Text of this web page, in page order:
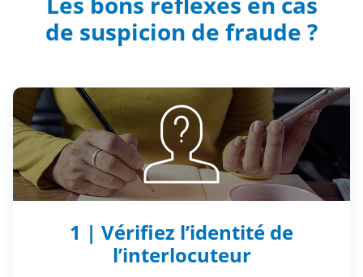
de suspicion de fraude ?
1 | Vérifiez l’identité de
l’interlocuteur